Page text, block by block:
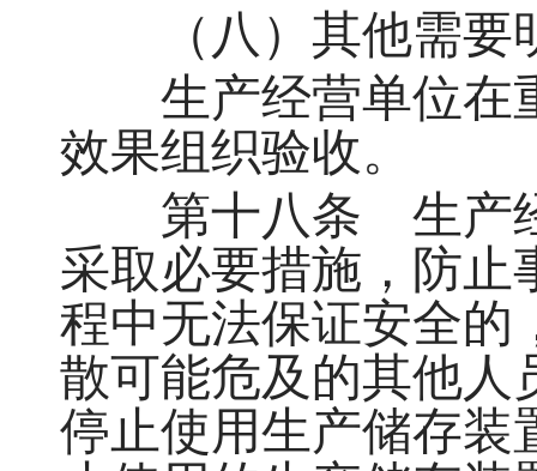
（八）其他需要
生产经营单位在重
效果组织验收。
第十八条 生产经
采取必要措施，防止
程中无法保证安全的
散可能危及的其他人
停止使用生产储存装